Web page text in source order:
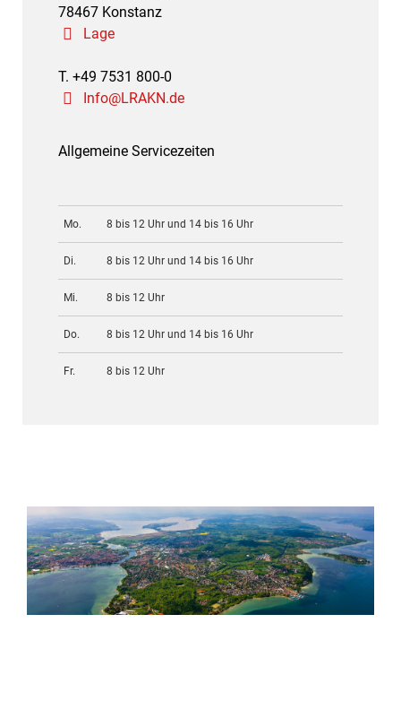
78467 Konstanz
Lage
T. +49 7531 800-0
Info@LRAKN.de
Allgemeine Servicezeiten
Mo. 8 bis 12 Uhr und 14 bis 16 Uhr
Di. 8 bis 12 Uhr und 14 bis 16 Uhr
Mi. 8 bis 12 Uhr
Do. 8 bis 12 Uhr und 14 bis 16 Uhr
Fr. 8 bis 12 Uhr